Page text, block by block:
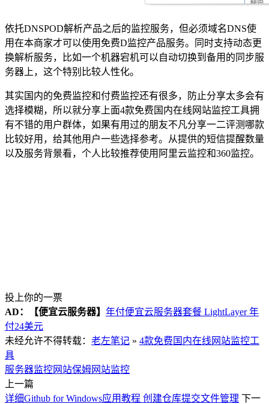
依托DNSPOD解析产品之后的监控服务，但必须域名DNS使
用在本商家才可以使用免费D监控产品服务。同时支持动态更
换解析服务，比如一个机器宕机可以自动切换到备用的同步服
务器上，这个特别比较人性化。
其实国内的免费监控和付费监控还有很多，防止分享太多会有
选择模糊，所以就分享上面4款免费国内在线网站监控工具拥
有不错的用户群体，如果有用过的朋友不凡分享一二评测哪款
比较好用，给其他用户一些选择参考。从提供的短信提醒数量
以及服务背景看，个人比较推荐使用阿里云监控和360监控。
投上你的一票
AD：
【便宜云服务器】 年付便宜云服务器套餐 LightLayer 年
付24美元
未经允许不得转载： 老左笔记 » 4款免费国内在线网站监控工
具
服务器监控网站保姆网站监控
上一篇
详细Github for Windows应用教程 创建仓库提交文件管理 下一